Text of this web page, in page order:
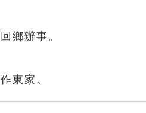
鄉辦事。
東家。